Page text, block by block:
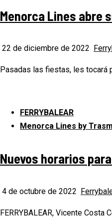
Menorca Lines abre
22 de diciembre de 2022
Pasadas las fiestas, les tocará
FERRYBALEAR
Menorca Lines by
Nuevos horarios
4 de octubre de 2022
FERRYBALEAR, Vicente Costa